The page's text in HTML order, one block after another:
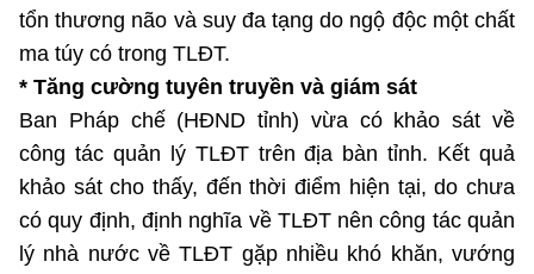
tổn thương não và suy đa tạng do ngộ độc một chất
ma túy có trong TLĐT.
* Tăng cường tuyên truyền và giám sát
Ban Pháp chế (HĐND tỉnh) vừa có khảo sát về
công tác quản lý TLĐT trên địa bàn tỉnh. Kết quả
khảo sát cho thấy, đến thời điểm hiện tại, do chưa
có quy định, định nghĩa về TLĐT nên công tác quản
lý nhà nước về TLĐT gặp nhiều khó khăn, vướng